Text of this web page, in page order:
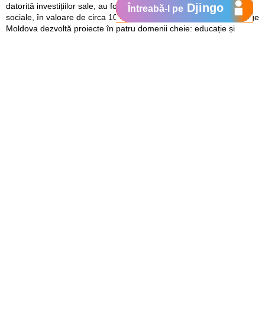
datorită investițiilor sale, au fost dezvoltate peste 150 de proiecte
sociale, în valoare de circa 100 de milioane de lei. Fundația Orange
Moldova dezvoltă proiecte în patru domenii cheie: educație și
Întreabă-l pe Djingo